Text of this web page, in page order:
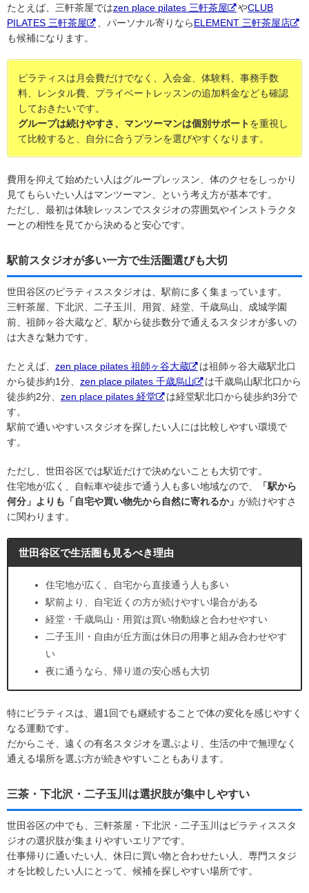
たとえば、三軒茶屋ではzen place pilates 三軒茶屋 やCLUB
PILATES 三軒茶屋
、パーソナル寄りならELEMENT 三軒茶屋店
も候補になります。
ピラティスは月会費だけでなく、入会金、体験料、事務手数
料、レンタル費、プライベートレッスンの追加料金なども確認
しておきたいです。
グループは続けやすさ、マンツーマンは個別サポートを重視し
て比較すると、自分に合うプランを選びやすくなります。
費用を抑えて始めたい人はグループレッスン、体のクセをしっかり
見てもらいたい人はマンツーマン、という考え方が基本です。
ただし、最初は体験レッスンでスタジオの雰囲気やインストラクタ
ーとの相性を見てから決めると安心です。
駅前スタジオが多い一方で生活圏選びも大切
世田谷区のピラティススタジオは、駅前に多く集まっています。
三軒茶屋、下北沢、二子玉川、用賀、経堂、千歳烏山、成城学園
前、祖師ヶ谷大蔵など、駅から徒歩数分で通えるスタジオが多いの
は大きな魅力です。
たとえば、 zen place pilates 祖師ヶ谷大蔵
は祖師ヶ谷大蔵駅北口
から徒歩約1分、 zen place pilates 千歳烏山
は千歳烏山駅北口から
徒歩約2分、 zen place pilates 経堂
は経堂駅北口から徒歩約3分で
す。
駅前で通いやすいスタジオを探したい人には比較しやすい環境で
す。
ただし、世田谷区では駅近だけで決めないことも大切です。
住宅地が広く、自転車や徒歩で通う人も多い地域なので、
「駅から
何分」よりも「自宅や買い物先から自然に寄れるか」 が続けやすさ
に関わります。
世田谷区で生活圏も見るべき理由
住宅地が広く、自宅から直接通う人も多い
駅前より、自宅近くの方が続けやすい場合がある
経堂・千歳烏山・用賀は買い物動線と合わせやすい
二子玉川・自由が丘方面は休日の用事と組み合わせやす
い
夜に通うなら、帰り道の安心感も大切
特にピラティスは、週1回でも継続することで体の変化を感じやすく
なる運動です。
だからこそ、遠くの有名スタジオを選ぶより、生活の中で無理なく
通える場所を選ぶ方が続きやすいこともあります。
三茶・下北沢・二子玉川は選択肢が集中しやすい
世田谷区の中でも、三軒茶屋・下北沢・二子玉川はピラティススタ
ジオの選択肢が集まりやすいエリアです。
仕事帰りに通いたい人、休日に買い物と合わせたい人、専門スタジ
オを比較したい人にとって、候補を探しやすい場所です。